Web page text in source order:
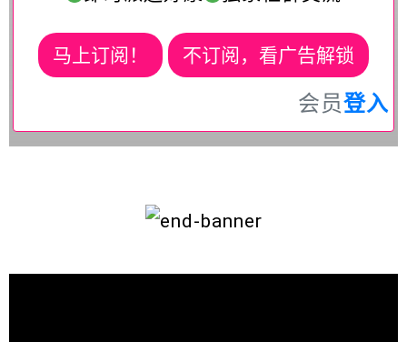
马上订阅！ 不订阅，看广告解锁
会员登入